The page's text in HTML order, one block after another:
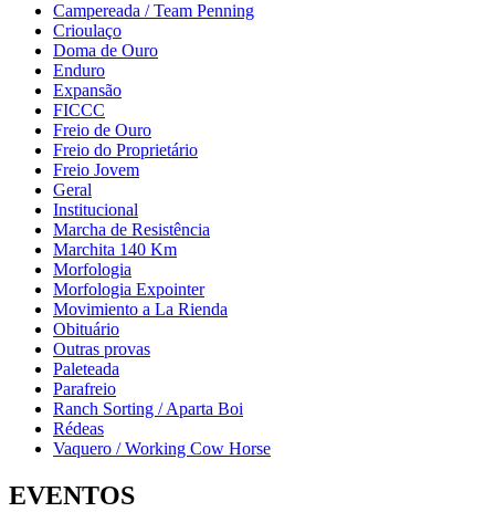
Campereada / Team Penning
Crioulaço
Doma de Ouro
Enduro
Expansão
FICCC
Freio de Ouro
Freio do Proprietário
Freio Jovem
Geral
Institucional
Marcha de Resistência
Marchita 140 Km
Morfologia
Morfologia Expointer
Movimiento a La Rienda
Obituário
Outras provas
Paleteada
Parafreio
Ranch Sorting / Aparta Boi
Rédeas
Vaquero / Working Cow Horse
EVENTOS